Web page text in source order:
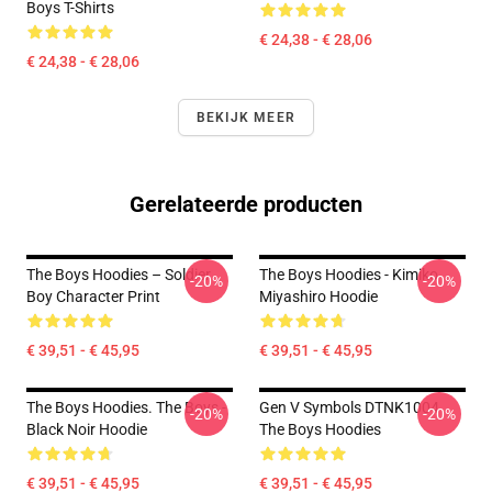
Boys T-Shirts
€ 24,38 - € 28,06
€ 24,38 - € 28,06
BEKIJK MEER
Gerelateerde producten
The Boys Hoodies – Soldier
Boy Character Print
€ 39,51 - € 45,95
-20%
The Boys Hoodies - Kimiko
Miyashiro Hoodie
€ 39,51 - € 45,95
-20%
The Boys Hoodies. The Boys -
Black Noir Hoodie
€ 39,51 - € 45,95
-20%
Gen V Symbols DTNK1004
The Boys Hoodies
€ 39,51 - € 45,95
-20%